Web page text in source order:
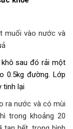
muối vào nước và
sau đó rải một
0.5kg đường. Lớp
tinh lại
ra nước và có mùi
trong khoảng 20